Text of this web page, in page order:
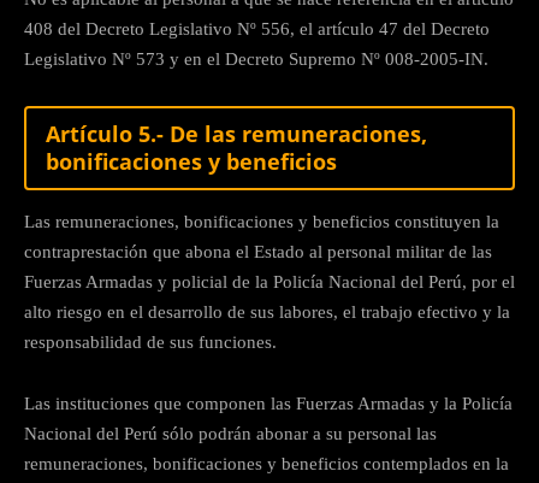
408 del Decreto Legislativo Nº 556, el artículo 47 del Decreto
Legislativo Nº 573 y en el Decreto Supremo Nº 008-2005-IN.
Artículo 5.- De las remuneraciones,
bonificaciones y beneficios
Las remuneraciones, bonificaciones y beneficios constituyen la
contraprestación que abona el Estado al personal militar de las
Fuerzas Armadas y policial de la Policía Nacional del Perú, por el
alto riesgo en el desarrollo de sus labores, el trabajo efectivo y la
responsabilidad de sus funciones.
Las instituciones que componen las Fuerzas Armadas y la Policía
Nacional del Perú sólo podrán abonar a su personal las
remuneraciones, bonificaciones y beneficios contemplados en la